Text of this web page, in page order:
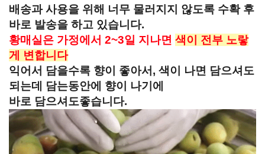
배송과 사용을 위해 너무 물러지지 않도록 수확 후
바로 발송을 하고 있습니다.
황매실은 가정에서 2~3일 지나면 색이 전부 노랗
게 변합니다
익어서 담을수록 향이 좋아서, 색이 나면 담으셔도
되는데 담는동안에 향이 나기에
바로 담으셔도좋습니다.